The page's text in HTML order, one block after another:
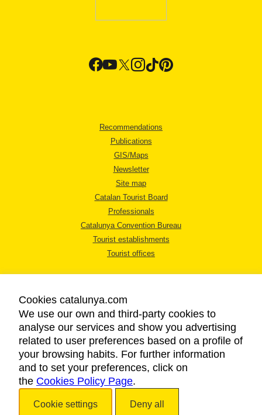
Recommendations
Publications
GIS/Maps
Newsletter
Site map
Catalan Tourist Board
Professionals
Catalunya Convention Bureau
Tourist establishments
Tourist offices
LEGAL NOTICE
PRIVACY POLICY
COOKIES POLICY
ACCESSIBILITY
Cookies catalunya.com
We use our own and third-party cookies to
analyse our services and show you advertising
related to user preferences based on a profile of
your browsing habits. For further information
and to set your preferences, click on
the Cookies Policy Page.
Cookie settings Deny all